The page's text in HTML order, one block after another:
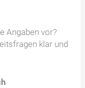
Angaben vor?
klar und